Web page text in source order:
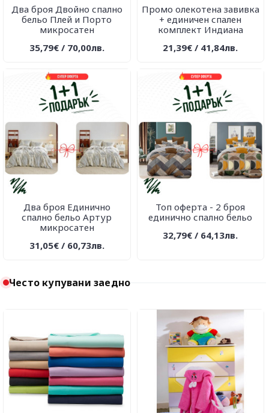
Два броя Двойно спално
бельо Плей и Порто
микросатен
35,79€ / 70,00лв.
Промо олекотена завивка
+ единичен спален
комплект Индиана
21,39€ / 41,84лв.
Два броя Единично
спално бельо Артур
микросатен
31,05€ / 60,73лв.
Топ оферта - 2 броя
единично спално бельо
32,79€ / 64,13лв.
Често купувани заедно